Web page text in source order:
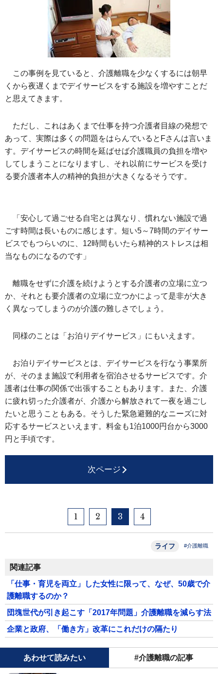
この事例を見ていると、介護離職を少なくするには朝早
くから夜遅くまでデイサービスをする施設を増やすことだ
と思えてきます。
ただし、これはあくまで仕事を持つ介護者目線の発想で
あって、実際は多くの問題をはらんでいるとFさんは言いま
す。デイサービスの時間を延ばせば介護職員の負担を増や
してしまうことになりますし、それ以前にサービスを受け
る要介護者本人の精神的負担が大きくなるそうです。
「安心して過ごせる自宅とは異なり、慣れない施設で過
ごす時間は長いものに感じます。短い5～7時間のデイサー
ビスでもつらいのに、12時間もいたら精神的ストレスは相
当なものになるのです」
離職をせずに介護を続けようとする介護者の立場に立つ
か、それとも要介護者の立場に立つかによって是非が大き
く異なってしまうのが介護の難しさでしょう。
同様のことは「お泊りデイサービス」にもいえます。
お泊りデイサービスとは、デイサービスを行なう事業所
が、そのまま施設で利用者を宿泊させるサービスです。介
護者は仕事の関係で出張することもあります。また、介護
に疲れ切った介護者が、介護から解放されて一夜を過ごし
たいと思うこともある。そうした緊急避難的なニーズに対
応するサービスといえます。料金も1泊1000円台から3000
円と手頃です。
次ページ
1 2 3 4
ライフ #介護離職
関連記事
「仕事・育児を両立」した女性に限って、なぜ、50歳で介
護離職するのか？
団塊世代が引き起こす「2017年問題」介護離職を減らす法
企業と政府、「働き方」改革にこれだけの隔たり
あわせて読みたい #介護離職の記事